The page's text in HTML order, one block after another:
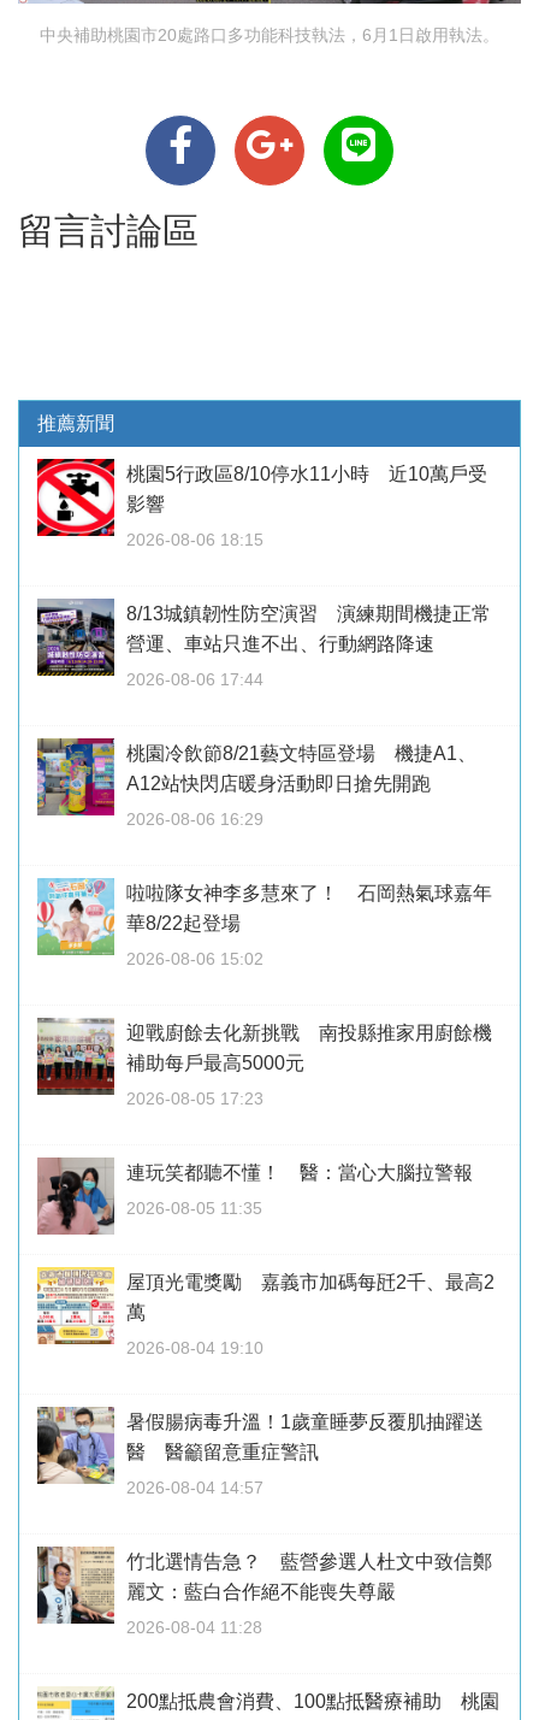
中央補助桃園市20處路口多功能科技執法，6月1日啟用執法。
留言討論區
推薦新聞
桃園5行政區8/10停水11小時 近10萬戶受
影響
2026-08-06 18:15
8/13城鎮韌性防空演習 演練期間機捷正常
營運、車站只進不出、行動網路降速
2026-08-06 17:44
桃園冷飲節8/21藝文特區登場 機捷A1、
A12站快閃店暖身活動即日搶先開跑
2026-08-06 16:29
啦啦隊女神李多慧來了！ 石岡熱氣球嘉年
華8/22起登場
2026-08-06 15:02
迎戰廚餘去化新挑戰 南投縣推家用廚餘機
補助每戶最高5000元
2026-08-05 17:23
連玩笑都聽不懂！ 醫：當心大腦拉警報
2026-08-05 11:35
屋頂光電獎勵 嘉義市加碼每瓩2千、最高2
萬
2026-08-04 19:10
暑假腸病毒升溫！1歲童睡夢反覆肌抽躍送
醫 醫籲留意重症警訊
2026-08-04 14:57
竹北選情告急？ 藍營參選人杜文中致信鄭
麗文：藍白合作絕不能喪失尊嚴
2026-08-04 11:28
200點抵農會消費、100點抵醫療補助 桃園